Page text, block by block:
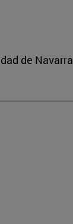
de Navarra